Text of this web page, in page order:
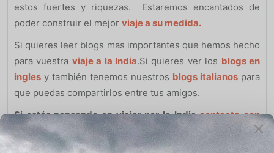
estos fuertes y riquezas. Estaremos encantados de
poder construir el mejor viaje a su medida.
Si quieres leer blogs mas importantes que hemos hecho
para vuestra viaje a la India.Si quieres ver los blogs en
ingles y también tenemos nuestros blogs italianos para
que puedas compartirlos entre tus amigos.
Si estás pensando en viajar por la Indiacontacta con
nosotros.Además disponemos de un alojamiento en
Jaipur donde podrás vivir conuna familia india
y vivir la